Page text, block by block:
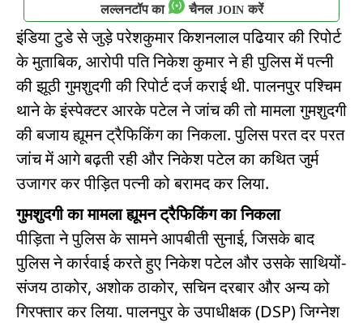
लल्लनटॉप का चैनल JOIN करें
इंडिया टुडे से जुड़े परेशकुमार किशनलाल पढियार की रिपोर्ट
के मुताबिक, आरोपी पति निकेश कुमार ने ही पुलिस में पत्नी
की झूठी गुमशुदगी की रिपोर्ट दर्ज कराई थी. पालनपुर पश्चिम
थाने के इंस्पेक्टर आरके पटेल ने जांच की तो मामला गुमशुदगी
की बजाय ह्यूमन ट्रैफिकिंग का निकला. पुलिस परत दर परत
जांच में आगे बढ़ती रही और निकेश पटेल का कथित जुर्म
उजागर कर पीड़ित पत्नी को बरामद कर लिया.
गुमशुदगी का मामला ह्यूमन ट्रैफिकिंग का निकला
पीड़िता ने पुलिस के सामने आपबीती सुनाई, जिसके बाद
पुलिस ने कार्रवाई करते हुए निकेश पटेल और उसके साथियों-
संजय ठाकोर, अशोक ठाकोर, सचिन दरबार और अन्य को
गिरफ्तार कर लिया. पालनपुर के उपाधीक्षक (DSP) जिग्नेश